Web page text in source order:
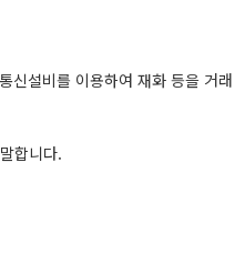
설비를 이용하여 재화 등을 거래
합니다.